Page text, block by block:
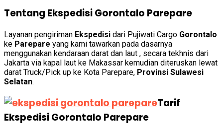
Tentang Ekspedisi Gorontalo Parepare
Layanan pengiriman Ekspedisi dari Pujiwati Cargo Gorontalo
ke Parepare yang kami tawarkan pada dasarnya
menggunakan kendaraan darat dan laut , secara tekhnis dari
Jakarta via kapal laut ke Makassar kemudian diteruskan lewat
darat Truck/Pick up ke Kota Parepare, Provinsi Sulawesi
Selatan.
Tarif
Ekspedisi Gorontalo Parepare